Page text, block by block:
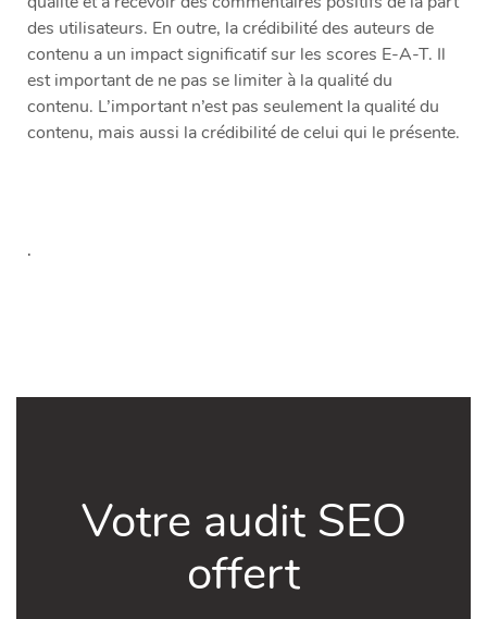
des utilisateurs. En outre, la crédibilité des auteurs de
contenu a un impact significatif sur les scores E-A-T. Il
est important de ne pas se limiter à la qualité du
contenu. L’important n’est pas seulement la qualité du
contenu, mais aussi la crédibilité de celui qui le présente.
.
Votre audit SEO
offert